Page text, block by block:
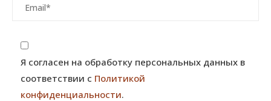
Я согласен на обработку персональных данных в
соответствии с Политикой
конфиденциальности.